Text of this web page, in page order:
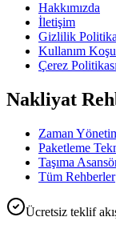
Hakkımızda
İletişim
Gizlilik
Kullanım
Çerez Politikası
Nakliyat
Zaman
Paketleme
Taşıma
Tüm Rehberler
Ücretsiz teklif